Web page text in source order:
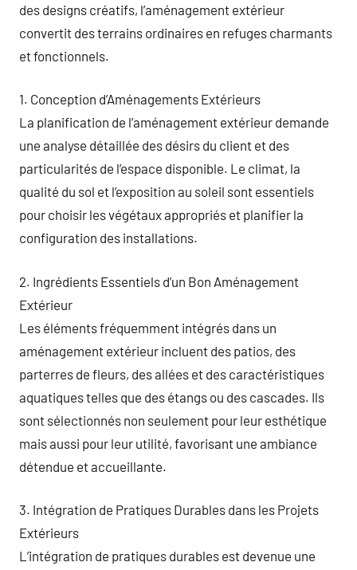
des designs créatifs, l’aménagement extérieur
convertit des terrains ordinaires en refuges charmants
et fonctionnels.
1. Conception d’Aménagements Extérieurs
La planification de l’aménagement extérieur demande
une analyse détaillée des désirs du client et des
particularités de l’espace disponible. Le climat, la
qualité du sol et l’exposition au soleil sont essentiels
pour choisir les végétaux appropriés et planifier la
configuration des installations.
2. Ingrédients Essentiels d’un Bon Aménagement
Extérieur
Les éléments fréquemment intégrés dans un
aménagement extérieur incluent des patios, des
parterres de fleurs, des allées et des caractéristiques
aquatiques telles que des étangs ou des cascades. Ils
sont sélectionnés non seulement pour leur esthétique
mais aussi pour leur utilité, favorisant une ambiance
détendue et accueillante.
3. Intégration de Pratiques Durables dans les Projets
Extérieurs
L’intégration de pratiques durables est devenue une